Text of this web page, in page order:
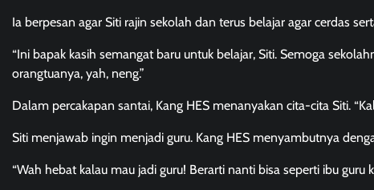
Ia berpesan agar Siti rajin sekolah dan terus belajar agar cerdas
“Ini bapak kasih semangat baru untuk belajar, Siti. Semoga
orangtuanya, yah, neng.”
Dalam percakapan santai, Kang HES menanyakan cita-cita Siti.
Siti menjawab ingin menjadi guru. Kang HES menyambutnya
“Wah hebat kalau mau jadi guru! Berarti nanti bisa seperti ibu guru